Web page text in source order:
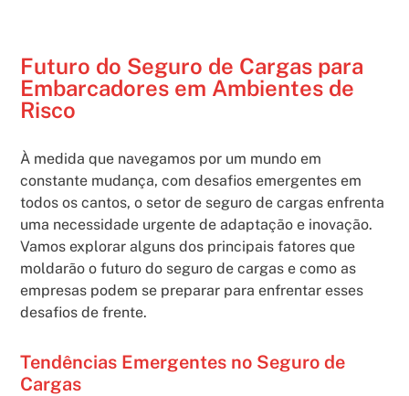
Futuro do Seguro de Cargas para
Embarcadores em Ambientes de
Risco
À medida que navegamos por um mundo em
constante mudança, com desafios emergentes em
todos os cantos, o setor de seguro de cargas enfrenta
uma necessidade urgente de adaptação e inovação.
Vamos explorar alguns dos principais fatores que
moldarão o futuro do seguro de cargas e como as
empresas podem se preparar para enfrentar esses
desafios de frente.
Tendências Emergentes no Seguro de
Cargas